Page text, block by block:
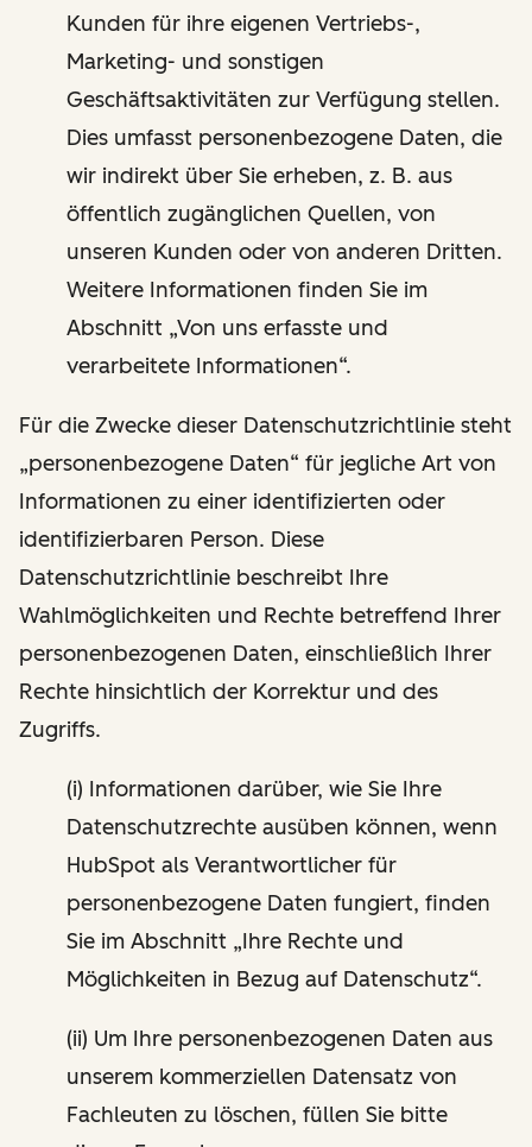
Kunden für ihre eigenen Vertriebs-,
Marketing- und sonstigen
Geschäftsaktivitäten zur Verfügung stellen.
Dies umfasst personenbezogene Daten, die
wir indirekt über Sie erheben, z. B. aus
öffentlich zugänglichen Quellen, von
unseren Kunden oder von anderen Dritten.
Weitere Informationen finden Sie im
Abschnitt „Von uns erfasste und
verarbeitete Informationen“.
Für die Zwecke dieser Datenschutzrichtlinie steht
„personenbezogene Daten“ für jegliche Art von
Informationen zu einer identifizierten oder
identifizierbaren Person. Diese
Datenschutzrichtlinie beschreibt Ihre
Wahlmöglichkeiten und Rechte betreffend Ihrer
personenbezogenen Daten, einschließlich Ihrer
Rechte hinsichtlich der Korrektur und des
Zugriffs.
(i) Informationen darüber, wie Sie Ihre
Datenschutzrechte ausüben können, wenn
HubSpot als Verantwortlicher für
personenbezogene Daten fungiert, finden
Sie im Abschnitt „Ihre Rechte und
Möglichkeiten in Bezug auf Datenschutz“.
(ii) Um Ihre personenbezogenen Daten aus
unserem kommerziellen Datensatz von
Fachleuten zu löschen, füllen Sie bitte